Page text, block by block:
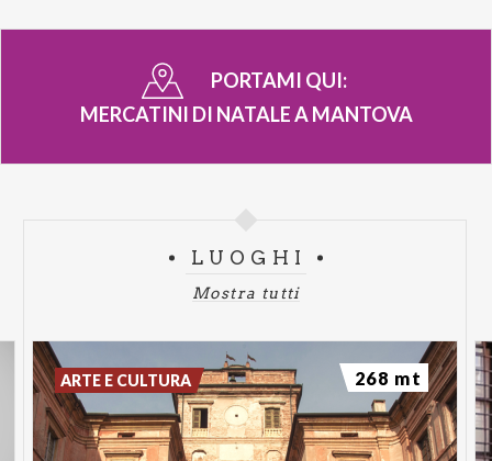
PORTAMI QUI:
MERCATINI DI NATALE A MANTOVA
LUOGHI
Mostra tutti
ARTE E CULTURA 268 mt